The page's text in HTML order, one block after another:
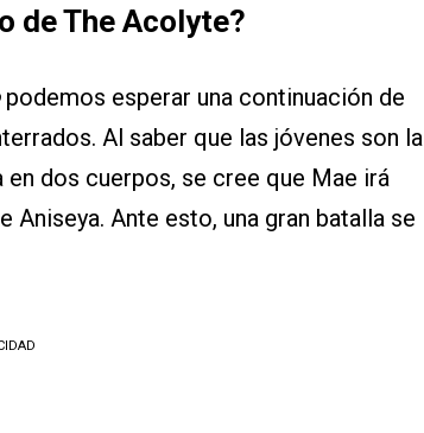
de The Acolyte?
podemos esperar una continuación de
Al saber que las jóvenes son la
dos cuerpos, se cree que Mae irá
Ante esto, una gran batalla se